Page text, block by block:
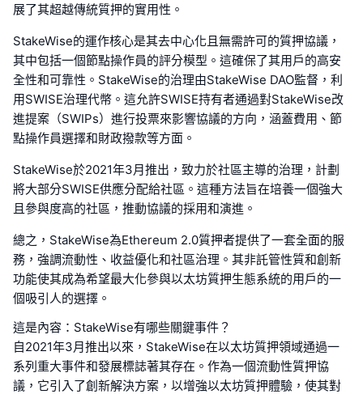
展了其超越傳統質押的實用性。
StakeWise的運作核心是其去中心化且無需許可的質押協議，
其中包括一個節點操作員的評分模型。這確保了其用戶的高安
全性和可靠性。StakeWise的治理由StakeWise DAO監督，利
用SWISE治理代幣。這允許SWISE持有者通過對StakeWise改
進提案（SWIPs）進行投票來影響協議的方向，涵蓋費用、節
點操作員選擇和財政撥款等方面。
StakeWise於2021年3月推出，致力於社區主導的治理，計劃
將大部分SWISE供應分配給社區。這種方法旨在培養一個強大
且參與度高的社區，推動協議的採用和演進。
總之，StakeWise為Ethereum 2.0質押者提供了一套全面的服
務，強調流動性、收益優化和社區治理。其非託管性質和創新
功能使其成為希望最大化參與以太坊質押生態系統的用戶的一
個吸引人的選擇。
這是內容：StakeWise有哪些關鍵事件？
自2021年3月推出以來，StakeWise在以太坊質押領域通過一
系列重大事件和發展標誌著其存在。作為一個流動性質押協
議，它引入了創新解決方案，以增強以太坊質押體驗，使其對